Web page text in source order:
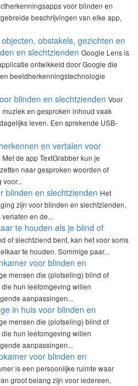
voor blinden en
beschrijvingen van elke app,
obstakels, gezichten en
en slechtzienden Google Lens is
ontwikkeld door Google die
beeldherkenningstechnologie
blinden en slechtzienden Voor
en gesproken inhoud vaak
leven. Een sprekende USB-
en vertalen voor
Met de app TextGrabber kun je
naar gesproken woorden of
voor...
blinden en slechtzienden Het
zijn voor blinden en slechtzienden,
en de...
te houden als je blind of
of slechtziend bent, kan het voor soms
te houden. Sommige paar...
voor blinden en
mensen die (plotseling) blind of
hun leefomgeving willen
aanpassingen...
in huis voor blinden en
mensen die (plotseling) blind of
hun leefomgeving willen
aanpassingen...
voor blinden en
is een persoonlijke ruimte waar
groot belang zijn voor iedereen,